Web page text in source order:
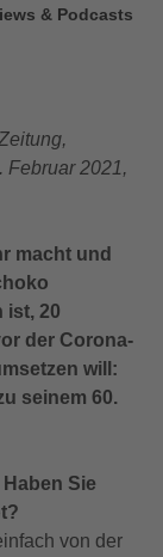
& Podcasts
Februar 2021,
macht und
ist, 20
der Corona-
will:
seinem 60.
Sie
von der